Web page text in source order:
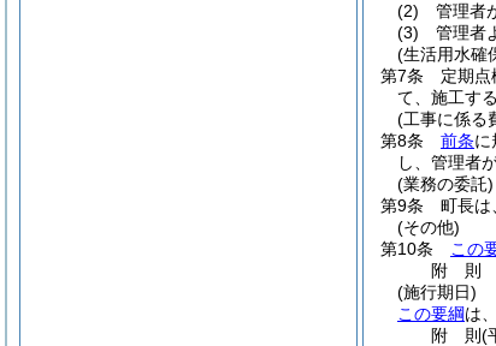
(2)
管理者
(3)
管理者
(生活用水確
第7条
定期
て、施工す
(工事に係る
第8条
前条に
し、管理者
(業務の委託)
第9条
町長は
(その他)
第10条
この
附 則
(施行期日)
この要綱は
附 則(